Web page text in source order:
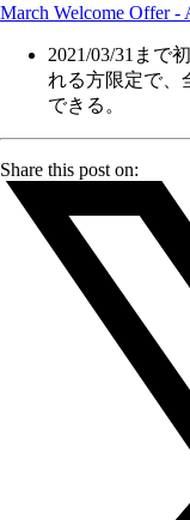
March Welcome Offer -
2021/03/31まで
れる方限定で、
できる。
Share this post on: